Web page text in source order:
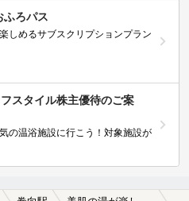
ふろパス
しめるサブスクリプションプラン
フスタイル株主優待のご案
の温浴施設に行こう！対象施設が